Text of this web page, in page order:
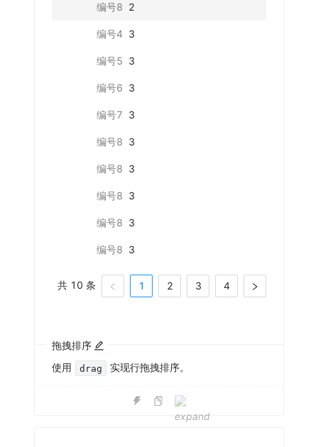
编号8 2
编号4 3
编号5 3
编号6 3
编号7 3
编号8 3
编号8 3
编号8 3
编号8 3
编号8 3
共 10 条 1 2 3 4
拖拽排序
使用
drag 实现行拖拽排序。